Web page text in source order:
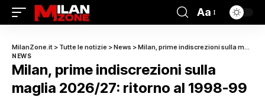
Aa
MilanZone.it > Tutte le notizie >News >Milan, prime indiscrezioni sulla maglia 2026/27: ritorno al 1998-99
NEWS
Milan, prime indiscrezioni sulla
maglia 2026/27: ritorno al 1998-99